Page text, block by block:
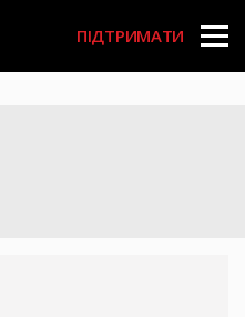
User
account
ПІДТРИМАТИ